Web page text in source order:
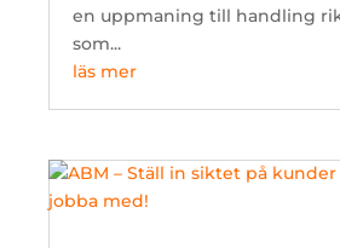
en uppmaning till handling
som...
läs mer